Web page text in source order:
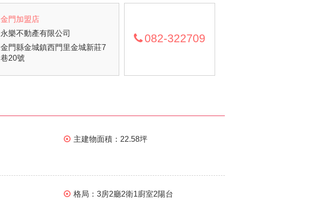
金門加盟店
永樂不動產有限公司
金門縣金城鎮西門里金城新莊7
巷20號
082-322709
主建物面積： 22.58坪
格局： 3房2廳2衛1廚室2陽台